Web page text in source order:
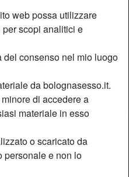
web possa utilizzare
scopi analitici e
del consenso nel mio luogo
da bolognasesso.it.
di accedere a
materiale in esso
o scaricato da
personale e non lo
38
Italia